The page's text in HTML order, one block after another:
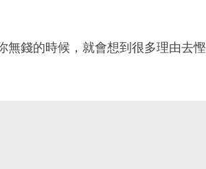
無錢的時候，就會想到很多理由去慳